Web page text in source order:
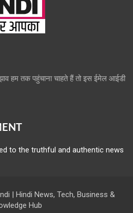
हम तक पहुंचाना चाहते हैं तो इस ईमेल आईडी
to the truthful and authentic news
| Hindi News, Tech, Business &
Hub